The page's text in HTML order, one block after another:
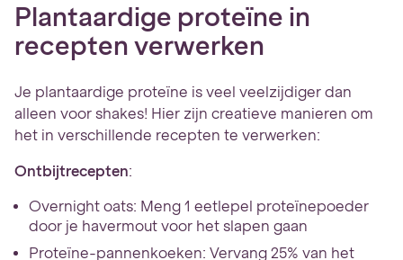
Plantaardige proteïne in
recepten verwerken
Je plantaardige proteïne is veel veelzijdiger dan
alleen voor shakes! Hier zijn creatieve manieren om
het in verschillende recepten te verwerken:
Ontbijtrecepten:
Overnight oats: Meng 1 eetlepel proteïnepoeder
door je havermout voor het slapen gaan
Proteïne-pannenkoeken: Vervang 25% van het